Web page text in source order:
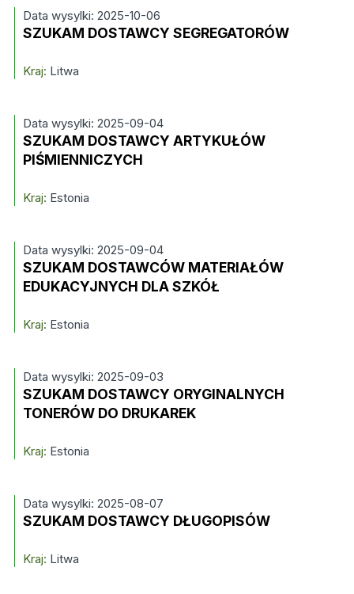
Data wysylki: 2025-10-06
SZUKAM DOSTAWCY SEGREGATORÓW
Kraj: Litwa
Data wysylki: 2025-09-04
SZUKAM DOSTAWCY ARTYKUŁÓW
PIŚMIENNICZYCH
Kraj: Estonia
Data wysylki: 2025-09-04
SZUKAM DOSTAWCÓW MATERIAŁÓW
EDUKACYJNYCH DLA SZKÓŁ
Kraj: Estonia
Data wysylki: 2025-09-03
SZUKAM DOSTAWCY ORYGINALNYCH
TONERÓW DO DRUKAREK
Kraj: Estonia
Data wysylki: 2025-08-07
SZUKAM DOSTAWCY DŁUGOPISÓW
Kraj: Litwa